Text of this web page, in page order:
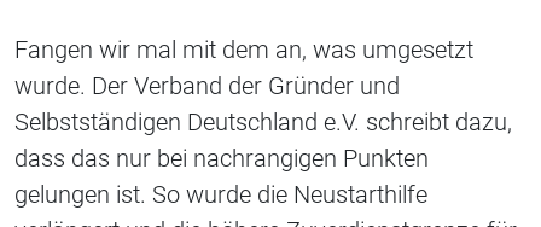
Fangen wir mal mit dem an, was umgesetzt
wurde. Der Verband der Gründer und
Selbstständigen Deutschland e.V. schreibt dazu,
dass das nur bei nachrangigen Punkten
gelungen ist. So wurde die Neustarthilfe